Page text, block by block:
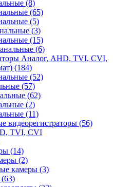
(8)
(65)
(5)
(3)
(15)
(6)
Аналог, AHD, TVI, CVI,
(184)
(52)
(57)
(62)
(2)
(11)
видеорегистраторы (56)
TVI, CVI
(14)
(2)
камеры (3)
(63)